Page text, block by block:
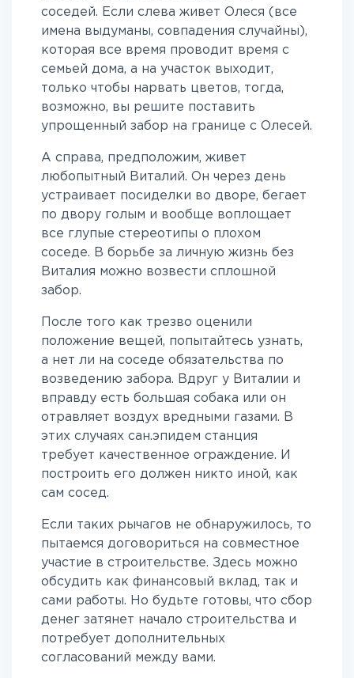
соседей. Если слева живет Олеся (все
имена выдуманы, совпадения случайны),
которая все время проводит время с
семьей дома, а на участок выходит,
только чтобы нарвать цветов, тогда,
возможно, вы решите поставить
упрощенный забор на границе с Олесей.
А справа, предположим, живет
любопытный Виталий. Он через день
устраивает посиделки во дворе, бегает
по двору голым и вообще воплощает
все глупые стереотипы о плохом
соседе. В борьбе за личную жизнь без
Виталия можно возвести сплошной
забор.
После того как трезво оценили
положение вещей, попытайтесь узнать,
а нет ли на соседе обязательства по
возведению забора. Вдруг у Виталии и
вправду есть большая собака или он
отравляет воздух вредными газами. В
этих случаях сан.эпидем станция
требует качественное ограждение. И
построить его должен никто иной, как
сам сосед.
Если таких рычагов не обнаружилось, то
пытаемся договориться на совместное
участие в строительстве. Здесь можно
обсудить как финансовый вклад, так и
сами работы. Но будьте готовы, что сбор
денег затянет начало строительства и
потребует дополнительных
согласований между вами.